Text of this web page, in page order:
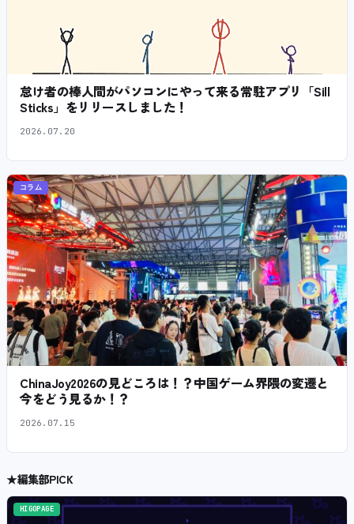
怠け者の棒人間がパソコンにやって来る常駐アプリ「Sill
Sticks」をリリースしました！
2026.07.20
コラム
ChinaJoy2026の見どころは！？中国ゲーム界隈の変遷と
今をどう見るか！？
2026.07.15
★編集部PICK
HIGOPAGE